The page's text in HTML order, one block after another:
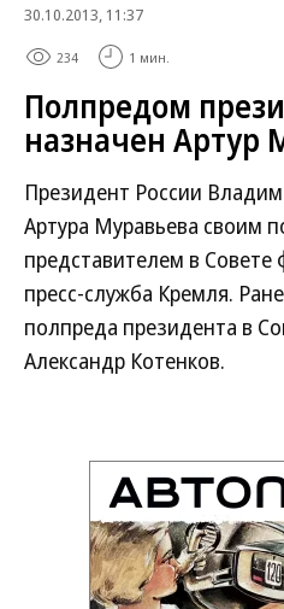
30.10.2013, 11:37
234 1 мин.
Полпредом
назначен Артур
Президент России
Артура Муравьева своим
представителем в Совете
пресс-служба Кремля.
полпреда президента в
Александр Котенков.